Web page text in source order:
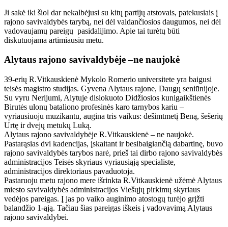
Ji sakė iki šiol dar nekalbėjusi su kitų partijų atstovais, patekusiais į
rajono savivaldybės tarybą, nei dėl valdančiosios daugumos, nei dėl
vadovaujamų pareigų pasidalijimo. Apie tai turėtų būti
diskutuojama artimiausiu metu.
Alytaus rajono savivaldybėje –ne naujokė
39-erių R.Vitkauskienė Mykolo Romerio universitete yra baigusi
teisės magistro studijas. Gyvena Alytaus rajone, Daugų seniūnijoje.
Su vyru Nerijumi, Alytuje dislokuoto Didžiosios kunigaikštienės
Birutės ulonų bataliono profesinės karo tarnybos kariu –
vyriausiuoju muzikantu, augina tris vaikus: dešimtmetį Beną, šešerių
Urtę ir dvejų metukų Luką.
Alytaus rajono savivaldybėje R.Vitkauskienė – ne naujokė.
Pastarąsias dvi kadencijas, įskaitant ir besibaigiančią dabartinę, buvo
rajono savivaldybės tarybos narė, prieš tai dirbo rajono savivaldybės
administracijos Teisės skyriaus vyriausiąją specialiste,
administracijos direktoriaus pavaduotoja.
Pastaruoju metu rajono mere išrinkta R.Vitkauskienė užėmė Alytaus
miesto savivaldybės administracijos Viešųjų pirkimų skyriaus
vedėjos pareigas. Į jas po vaiko auginimo atostogų turėjo grįžti
balandžio 1-ąją. Tačiau šias pareigas iškeis į vadovavimą Alytaus
rajono savivaldybei.